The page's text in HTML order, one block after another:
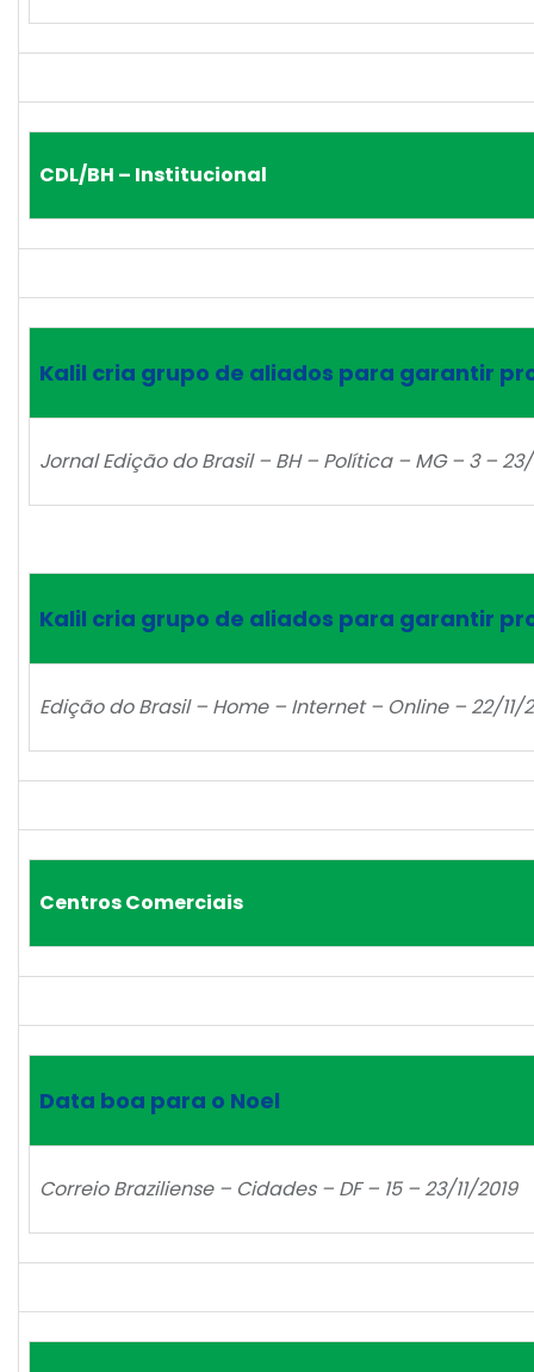
CDL/BH – Institucional
Kalil cria grupo de aliados para garantir
Jornal Edição do Brasil – BH – Política – MG – 3 – 23/
Kalil cria grupo de aliados para garantir
Edição do Brasil – Home – Internet – Online – 22/11/
Centros Comerciais
Data boa para o Noel
Correio Braziliense – Cidades – DF – 15 – 23/11/2019